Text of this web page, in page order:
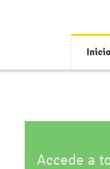
Inicio
Accede a